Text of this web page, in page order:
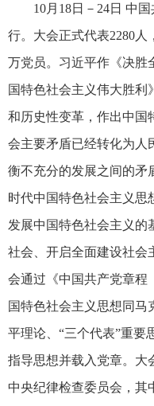
10月18日－24日 中
行。大会正式代表2280人
万党员。习近平作《决胜
国特色社会主义伟大胜利
和历史性变革，作出中国
会主要矛盾已经转化为人
衡不充分的发展之间的矛
时代中国特色社会主义思
发展中国特色社会主义的
社会、开启全面建设社会
会通过《中国共产党章程
国特色社会主义思想同马
平理论、“三个代表”重要
指导思想并载入党章。大
中央纪律检查委员会，其